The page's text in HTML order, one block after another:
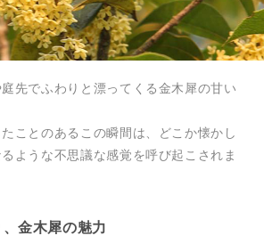
先でふわりと漂ってくる金木犀の甘い
ことのあるこの瞬間は、どこか懐かし
ような不思議な感覚を呼び起こされま
金木犀の魅力